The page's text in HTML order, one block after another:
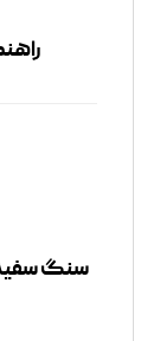
سنگ سفید